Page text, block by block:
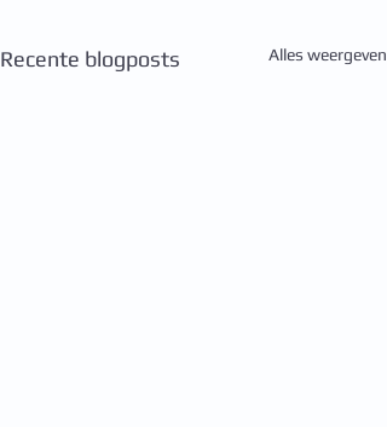
Recente blogposts Alles weergeven